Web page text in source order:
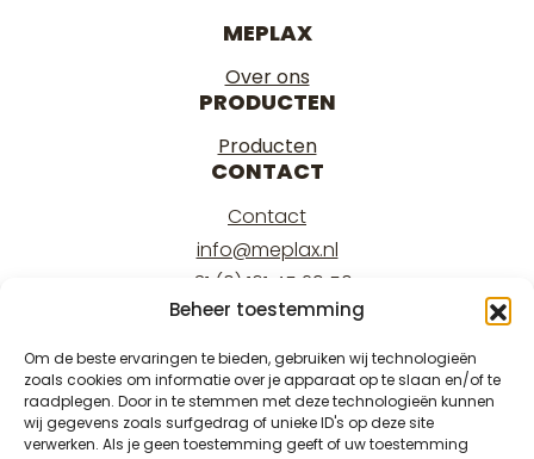
Beheer toestemming
Om de beste ervaringen te bieden, gebruiken wij technologieën
zoals cookies om informatie over je apparaat op te slaan en/of te
raadplegen. Door in te stemmen met deze technologieën kunnen
wij gegevens zoals surfgedrag of unieke ID's op deze site
verwerken. Als je geen toestemming geeft of uw toestemming
MEPLAX
Over ons
PRODUCTEN
Producten
CONTACT
Contact
info@meplax.nl
+31 (0) 161 45 29 50
Kantoor/office:
Burgemeester Krollaan 17
5126 PT Gilze
Magazijn/warehouse:
Burgemeester Krollaan 15